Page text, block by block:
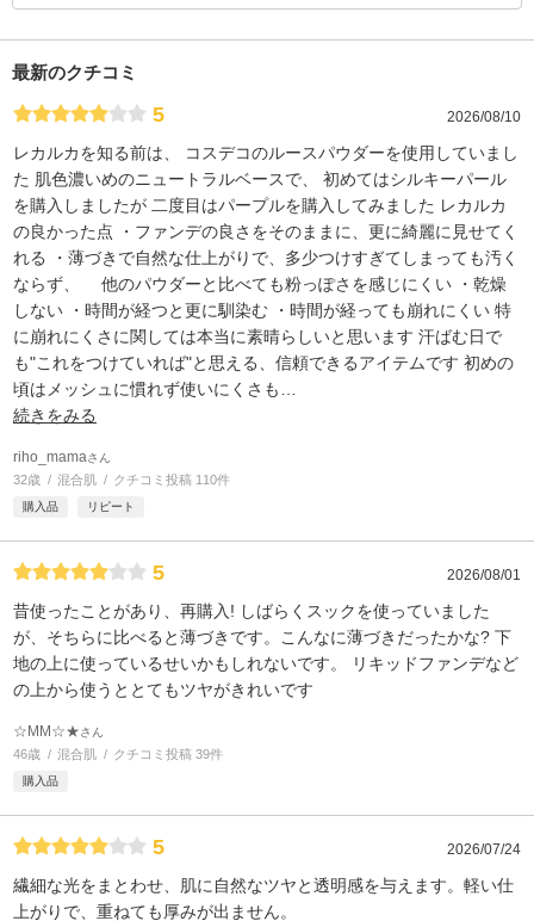
最新のクチコミ
5 2026/08/10
レカルカを知る前は、 コスデコのルースパウダーを使用していまし
た 肌色濃いめのニュートラルベースで、 初めてはシルキーパール
を購入しましたが 二度目はパープルを購入してみました レカルカ
の良かった点 ・ファンデの良さをそのままに、更に綺麗に見せてく
れる ・薄づきで自然な仕上がりで、多少つけすぎてしまっても汚く
ならず、 他のパウダーと比べても粉っぽさを感じにくい ・乾燥
しない ・時間が経つと更に馴染む ・時間が経っても崩れにくい 特
に崩れにくさに関しては本当に素晴らしいと思います 汗ばむ日で
も"これをつけていれば"と思える、信頼できるアイテムです 初めの
頃はメッシュに慣れず使いにくさも
続きをみる
riho_mamaさん
32歳 混合肌 クチコミ投稿 110件
購入品 リピート
5 2026/08/01
昔使ったことがあり、再購入! しばらくスックを使っていました
が、そちらに比べると薄づきです。こんなに薄づきだったかな? 下
地の上に使っているせいかもしれないです。 リキッドファンデなど
の上から使うととてもツヤがきれいです
☆MM☆★さん
46歳 混合肌 クチコミ投稿 39件
購入品
5 2026/07/24
繊細な光をまとわせ、肌に自然なツヤと透明感を与えます。軽い仕
上がりで、重ねても厚みが出ません。